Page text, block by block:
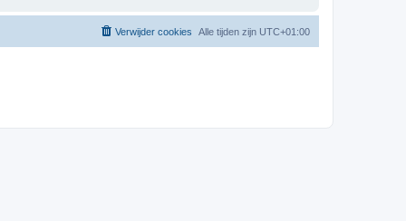
Alle tijden zijn UTC+01:00
Verwijder cookies